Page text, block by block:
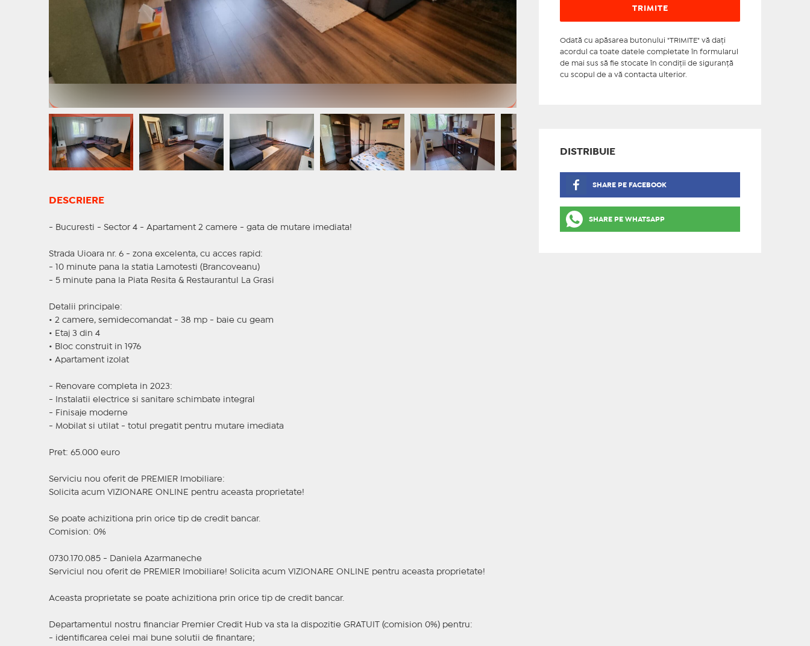
DESCRIERE
- Bucuresti - Sector 4 - Apartament 2 camere - gata de mutare imediata!
Strada Uioara nr. 6 - zona excelenta, cu acces rapid:
- 10 minute pana la statia Lamotesti (Brancoveanu)
- 5 minute pana la Piata Resita & Restaurantul La Grasi
Detalii principale:
• 2 camere, semidecomandat - 38 mp - baie cu geam
• Etaj 3 din 4
• Bloc construit in 1976
• Apartament izolat
- Renovare completa in 2023:
- Instalatii electrice si sanitare schimbate integral
- Finisaje moderne
- Mobilat si utilat - totul pregatit pentru mutare imediata
Pret: 65.000 euro
Serviciu nou oferit de PREMIER Imobiliare:
Solicita acum VIZIONARE ONLINE pentru aceasta proprietate!
Se poate achizitiona prin orice tip de credit bancar.
Comision: 0%
0730.170.085 - Daniela Azarmaneche
Serviciul nou oferit de PREMIER Imobiliare! Solicita acum VIZIONARE ONLINE pentru aceasta proprietate!
Aceasta proprietate se poate achizitiona prin orice tip de credit bancar.
Departamentul nostru financiar Premier Credit Hub va sta la dispozitie GRATUIT (comision 0%) pentru:
- identificarea celei mai bune solutii de finantare;
Odată cu apăsarea butonului "TRIMITE" vă daţi
acordul ca toate datele completate în formularul
de mai sus să fie stocate în condiţii de siguranţă
cu scopul de a vă contacta ulterior.
DISTRIBUIE
SHARE PE FACEBOOK
SHARE PE WHATSAPP